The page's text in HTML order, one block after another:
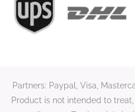
Partners: Paypal, Visa,
Product is not intended to